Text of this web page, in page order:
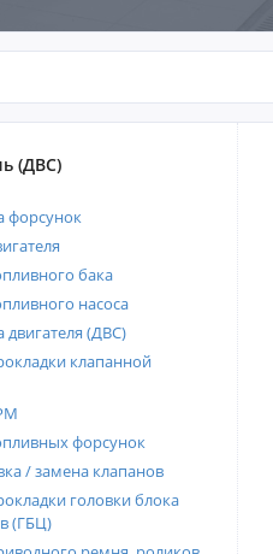
(ДВС)
форсунок
бака
насоса
(ДВС)
клапанной
форсунок
/ замена клапанов
головки блока
(ГБЦ)